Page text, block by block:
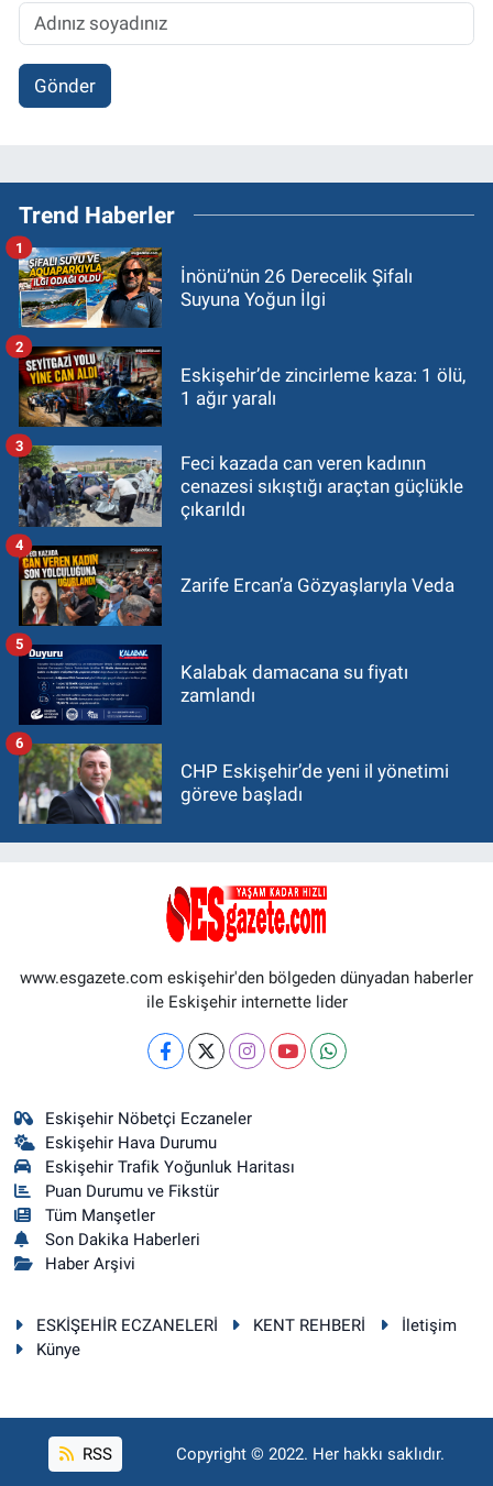
Gönder
Trend Haberler
İnönü’nün 26 Derecelik Şifalı
Suyuna Yoğun İlgi
1
Eskişehir’de zincirleme kaza: 1 ölü,
1 ağır yaralı
2
Feci kazada can veren kadının
cenazesi sıkıştığı araçtan güçlükle
çıkarıldı
3
Zarife Ercan’a Gözyaşlarıyla Veda
4
Kalabak damacana su fiyatı
zamlandı
5
CHP Eskişehir’de yeni il yönetimi
göreve başladı
6
www.esgazete.com eskişehir'den bölgeden dünyadan haberler
ile Eskişehir internette lider
Eskişehir Nöbetçi Eczaneler
Eskişehir Hava Durumu
Eskişehir Trafik Yoğunluk Haritası
Puan Durumu ve Fikstür
Tüm Manşetler
Son Dakika Haberleri
Haber Arşivi
ESKİŞEHİR ECZANELERİ KENT REHBERİ
İletişim
Künye
RSS Copyright © 2022. Her hakkı saklıdır.